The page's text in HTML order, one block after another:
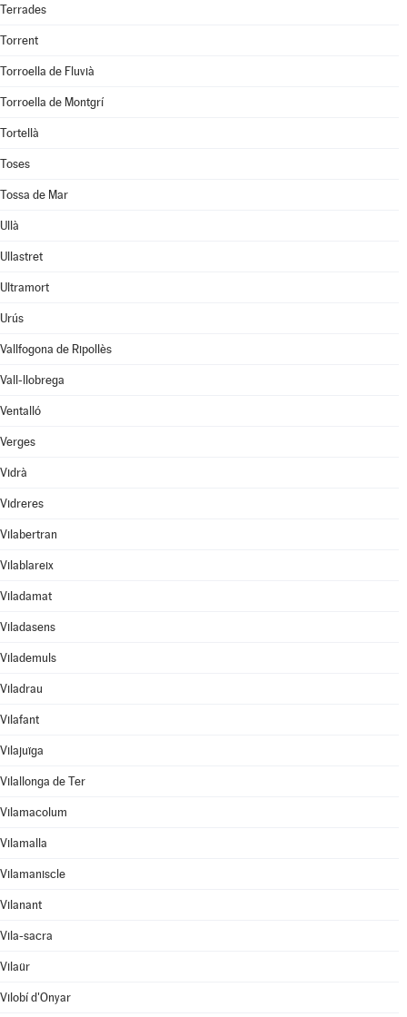
Terrades
Torrent
Torroella de Fluvià
Torroella de Montgrí
Tortellà
Toses
Tossa de Mar
Ullà
Ullastret
Ultramort
Urús
Vallfogona de Ripollès
Vall-llobrega
Ventalló
Verges
Vidrà
Vidreres
Vilabertran
Vilablareix
Viladamat
Viladasens
Vilademuls
Viladrau
Vilafant
Vilajuïga
Vilallonga de Ter
Vilamacolum
Vilamalla
Vilamaniscle
Vilanant
Vila-sacra
Vilaür
Vilobí d'Onyar